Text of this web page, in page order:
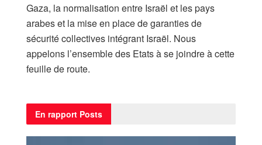
Gaza, la normalisation entre Israël et les pays
arabes et la mise en place de garanties de
sécurité collectives intégrant Israël. Nous
appelons l’ensemble des Etats à se joindre à cette
feuille de route.
En rapport Posts